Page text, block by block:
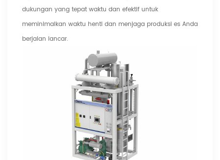
dukungan yang tepat waktu dan efektif untuk
meminimalkan waktu henti dan menjaga produksi es Anda
berjalan lancar.